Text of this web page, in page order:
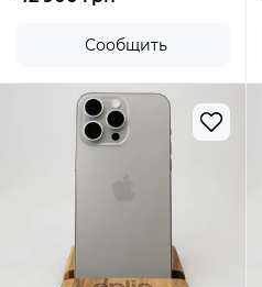
Сообщить